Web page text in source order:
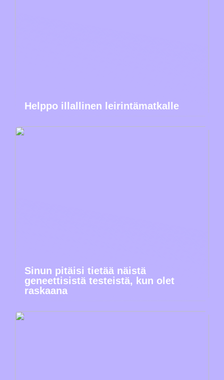
Helppo illallinen leirintämatkalle
Sinun pitäisi tietää näistä
geneettisistä testeistä, kun olet
raskaana